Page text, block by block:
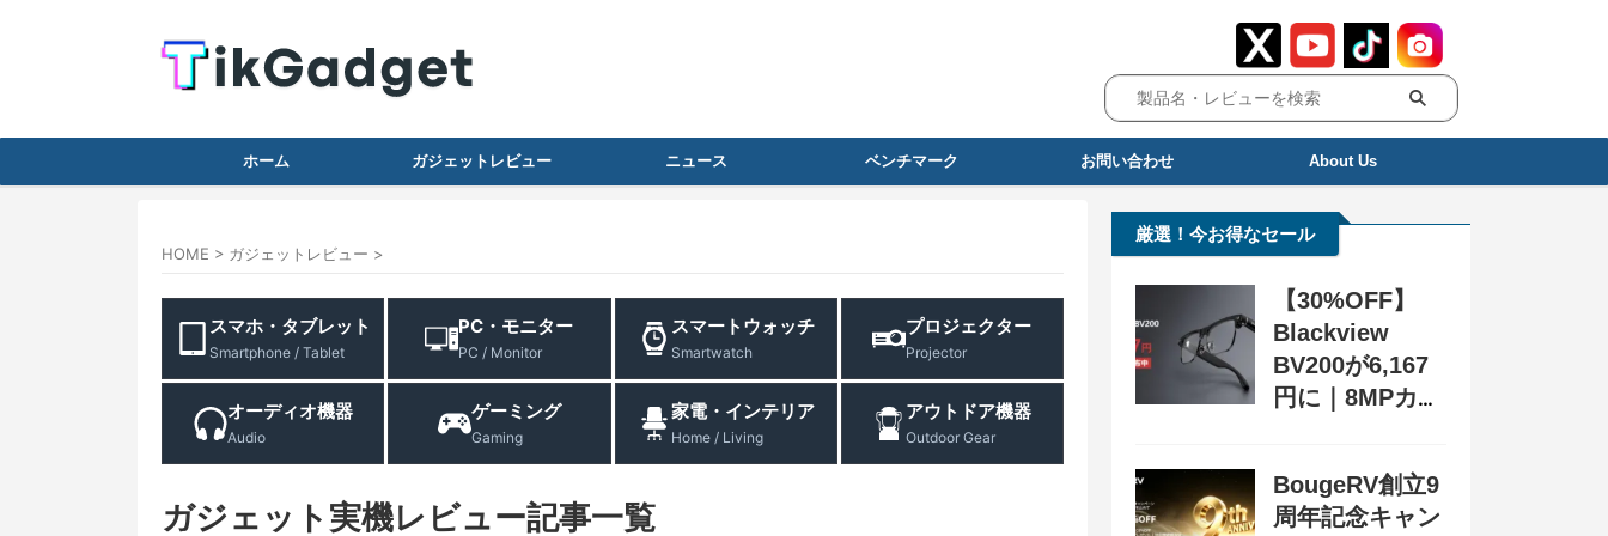
ホーム ガジェットレビュー ニュース ベンチマーク お問い合わせ About Us
HOME > ガジェットレビュー >
スマホ・タブレット
Smartphone / Tablet
PC・モニター
PC / Monitor
スマートウォッチ
Smartwatch
プロジェクター
Projector
オーディオ機器
Audio
ゲーミング
Gaming
家電・インテリア
Home / Living
アウトドア機器
Outdoor Gear
ガジェット実機レビュー記事一覧
厳選！今お得なセール
【30%OFF】
Blackview
BV200が6,167
円に｜8MPカメ
ン配布中
BougeRV創立9
周年記念キャン